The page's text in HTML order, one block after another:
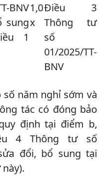
sung
1
1,0
x
Điều 3
Thông tư
số
01/2025/TT-
BNV
năm nghỉ sớm và
tác có đóng bảo
định tại điểm b,
4 Thông tư số
đổi, bổ sung tại